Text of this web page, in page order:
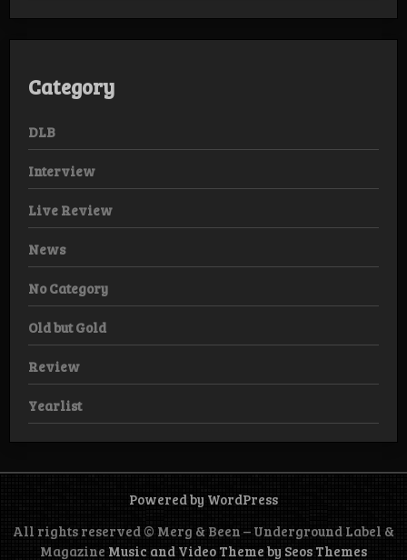
Category
DLB
Interview
Live Review
News
No Category
Old but Gold
Review
Yearlist
Powered by WordPress
All rights reserved © Merg & Been – Underground Label &
Magazine Music and Video Theme by Seos Themes